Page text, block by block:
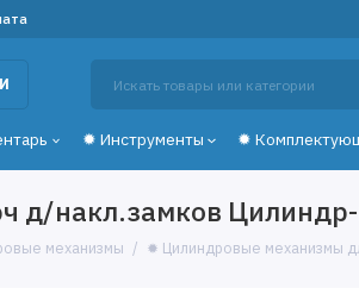
✹ Инструменты ✹
д/накл.замков
механизмы ✹ Цилиндровые механизмы